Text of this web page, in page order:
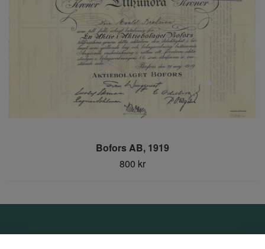
Bofors AB, 1919
800 kr